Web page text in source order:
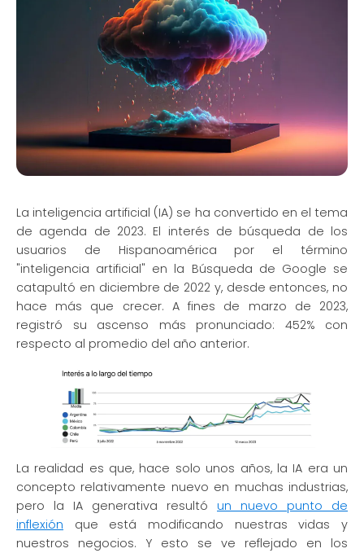
La inteligencia artificial (IA) se ha convertido en el tema
de agenda de 2023. El interés de búsqueda de los
usuarios de Hispanoamérica por el término
"inteligencia artificial" en la Búsqueda de Google se
catapultó en diciembre de 2022 y, desde entonces, no
hace más que crecer. A fines de marzo de 2023,
registró su ascenso más pronunciado: 452% con
respecto al promedio del año anterior.
La realidad es que, hace solo unos años, la IA era un
concepto relativamente nuevo en muchas industrias,
pero la IA generativa resultó un nuevo punto de
inflexión que está modificando nuestras vidas y
nuestros negocios. Y esto se ve reflejado en los